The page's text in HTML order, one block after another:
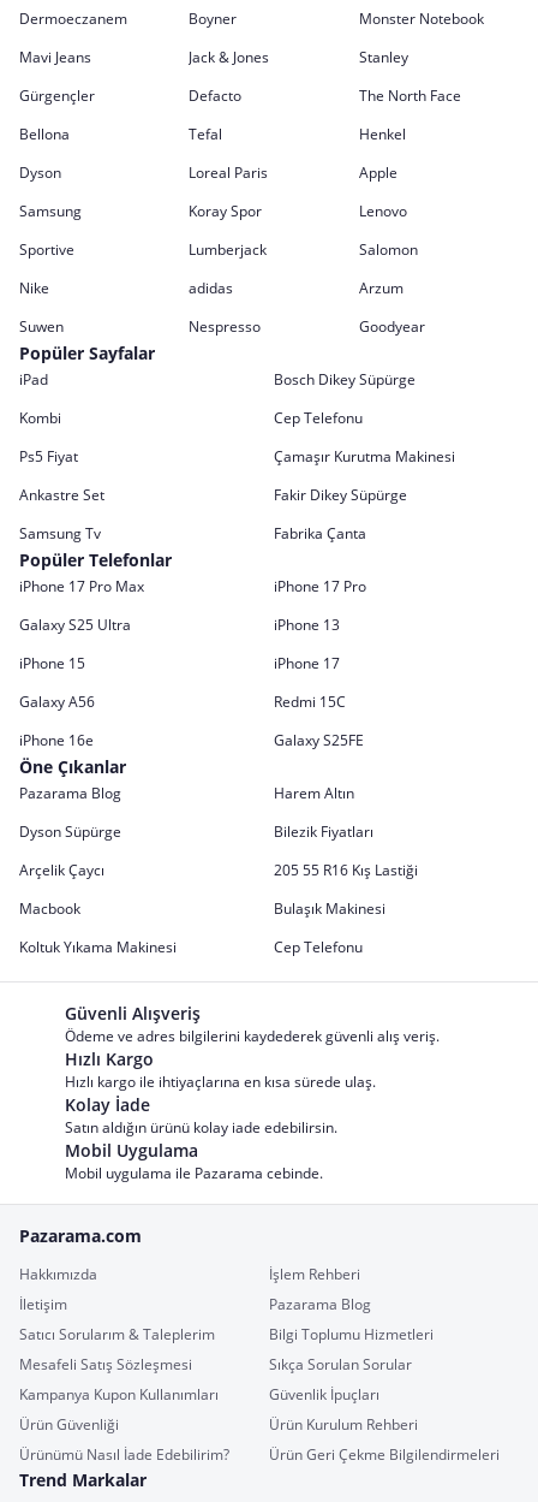
Dermoeczanem Boyner
Monster Notebook
Mavi Jeans
Jack & Jones
Stanley
Gürgençler
Defacto
The North Face
Bellona
Tefal
Henkel
Dyson
Loreal Paris
Apple
Samsung
Koray Spor
Lenovo
Sportive
Lumberjack
Salomon
Nike
adidas
Arzum
Suwen
Nespresso Goodyear
Popüler Sayfalar
iPad
Bosch Dikey Süpürge
Kombi
Cep Telefonu
Ps5 Fiyat
Çamaşır Kurutma Makinesi
Ankastre Set
Fakir Dikey Süpürge
Samsung Tv
Fabrika Çanta
Popüler Telefonlar
iPhone 17 Pro Max
iPhone 17 Pro
Galaxy S25 Ultra
iPhone 13
iPhone 15
iPhone 17
Galaxy A56
Redmi 15C
iPhone 16e
Galaxy S25FE
Öne Çıkanlar
Pazarama Blog
Harem Altın
Dyson Süpürge
Bilezik Fiyatları
Arçelik Çaycı
205 55 R16 Kış Lastiği
Macbook
Bulaşık Makinesi
Koltuk Yıkama Makinesi
Cep Telefonu
Güvenli Alışveriş
Ödeme ve adres bilgilerini kaydederek güvenli alış veriş.
Hızlı Kargo
Hızlı kargo ile ihtiyaçlarına en kısa sürede ulaş.
Kolay İade
Satın aldığın ürünü kolay iade edebilirsin.
Mobil Uygulama
Mobil uygulama ile Pazarama cebinde.
Pazarama.com
Hakkımızda
İşlem Rehberi
İletişim
Pazarama Blog
Satıcı Sorularım & Taleplerim
Bilgi Toplumu Hizmetleri
Mesafeli Satış Sözleşmesi
Sıkça Sorulan Sorular
Kampanya Kupon Kullanımları
Güvenlik İpuçları
Ürün Güvenliği
Ürün Kurulum Rehberi
Ürünümü Nasıl İade Edebilirim?
Ürün Geri Çekme Bilgilendirmeleri
Trend Markalar